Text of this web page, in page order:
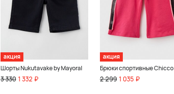
акция
Шорты Nukutavake by Mayoral
3 330 1 332 ₽
акция
Брюки спортивные Chicco
2 299 1 035 ₽